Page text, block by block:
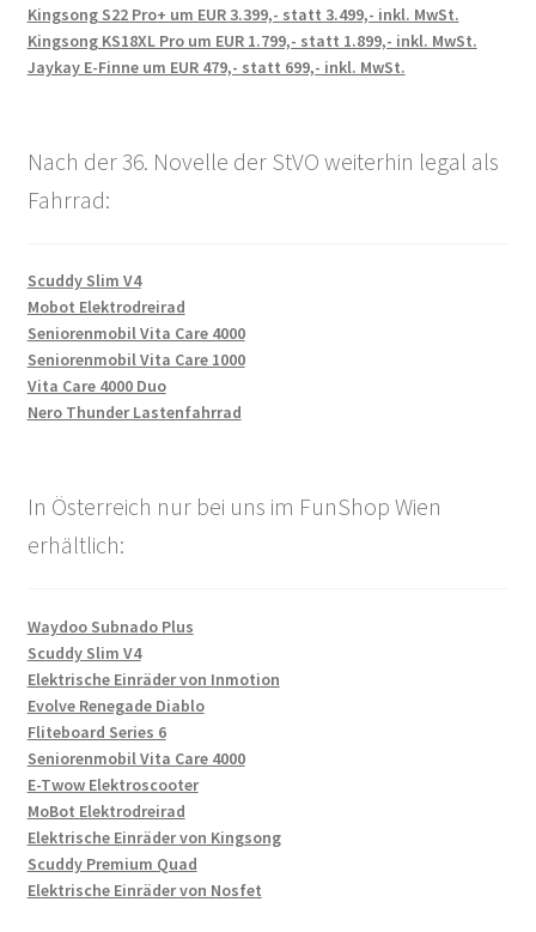
Kingsong S22 Pro+ um EUR 3.399,- statt 3.499,- inkl. MwSt.
Kingsong KS18XL Pro um EUR 1.799,- statt 1.899,- inkl. MwSt.
Jaykay E-Finne um EUR 479,- statt 699,- inkl. MwSt.
Nach der 36. Novelle der StVO weiterhin legal als
Fahrrad:
Scuddy Slim V4
Mobot Elektrodreirad
Seniorenmobil Vita Care 4000
Seniorenmobil Vita Care 1000
Vita Care 4000 Duo
Nero Thunder Lastenfahrrad
In Österreich nur bei uns im FunShop Wien
erhältlich:
Waydoo Subnado Plus
Scuddy Slim V4
Elektrische Einräder von Inmotion
Evolve Renegade Diablo
Fliteboard Series 6
Seniorenmobil Vita Care 4000
E-Twow Elektroscooter
MoBot Elektrodreirad
Elektrische Einräder von Kingsong
Scuddy Premium Quad
Elektrische Einräder von Nosfet